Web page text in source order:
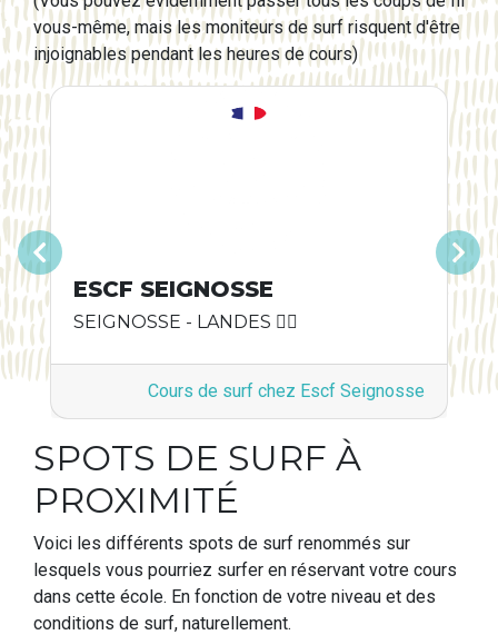
vous-même, mais les moniteurs de surf risquent d'être
injoignables pendant les heures de cours)
ESCF SEIGNOSSE
SEIGNOSSE - LANDES 🏄‍♂️
Cours de surf chez Escf Seignosse
Suivant
SPOTS DE SURF À
PROXIMITÉ
Voici les différents spots de surf renommés sur
lesquels vous pourriez surfer en réservant votre cours
dans cette école. En fonction de votre niveau et des
conditions de surf, naturellement.